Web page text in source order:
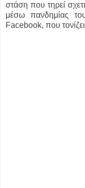
στάση που τηρεί
μέσω πανδημίας
Facebook, που